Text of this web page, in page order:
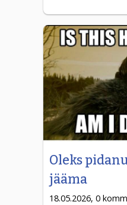
Oleks
jääma
18.05.2026, 0